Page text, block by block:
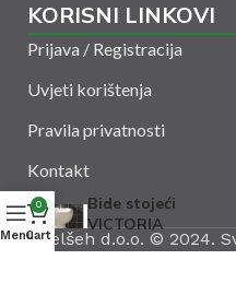
KORISNI LINKOVI
Prijava / Registracija
Uvjeti korištenja
Pravila privatnosti
Kontakt
Amelšeh d.o.o. © 2024.
Bide stojeći
VICTORIA
Menu
0
Cart